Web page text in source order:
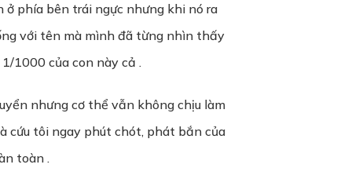
ở phía bên trái ngực nhưng khi nó ra
với tên mà mình đã từng nhìn thấy
1000 của con này cả .
nhưng cơ thể vẫn không chịu làm
cứu tôi ngay phút chót, phát bắn của
toàn .